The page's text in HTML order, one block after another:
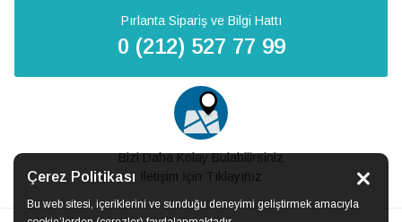
Çerez Politikası
Bu web sitesi, içeriklerini ve sunduğu deneyimi geliştirmek amacıyla
Pırlanta Sipariş ve Bilgi Hattı
0 (212) 527 77 99
Bizi Daha Kolay Bulabilirsiniz
İletişim İçin Tıklayınız